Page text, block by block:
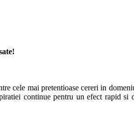
cele mai pretentioase cereri in
continue pentru un efect rapid